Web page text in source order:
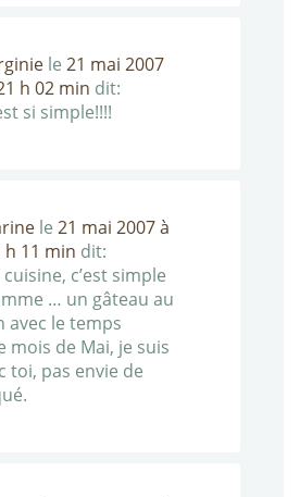
le 21 mai 2007
h 02 min dit:
si simple!!!!
le 21 mai 2007 à
h 11 min dit:
cuisine, c’est simple
… un gâteau au
avec le temps
mois de Mai, je suis
toi, pas envie de